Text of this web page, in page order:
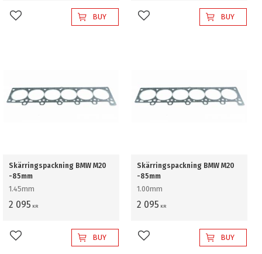
Add to favorites BUY Add to favorites BUY
Skärringspackning BMW M20
-85mm
1.45mm
2 095 KR
Add to favorites BUY
Skärringspackning BMW M20
-85mm
1.00mm
2 095 KR
Add to favorites BUY